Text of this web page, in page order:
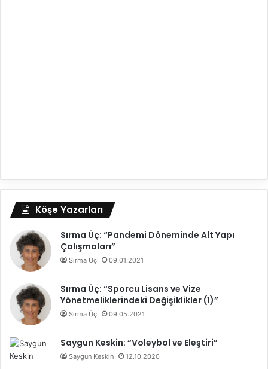
Köşe Yazarları
Sırma Üç: “Pandemi Döneminde Alt Yapı
Çalışmaları”
Sırma Üç 09.01.2021
Sırma Üç: “Sporcu Lisans ve Vize
Yönetmeliklerindeki Değişiklikler (1)”
Sırma Üç 09.05.2021
Saygun Keskin: “Voleybol ve Eleştiri”
Saygun Keskin 12.10.2020